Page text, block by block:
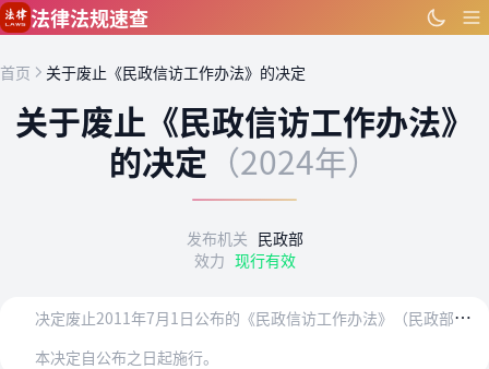
跳到主要内容
法律法规速查
首页 关于废止《民政信访工作办法》的决定
关于废止《民政信访工作办法》
的决定 （2024年）
发布机关 民政部
效力 现行有效
决
定废止2011年7月1日公布的《民政信访工作办法》（民政部令第43号）。
本决定自公布之日起施行。